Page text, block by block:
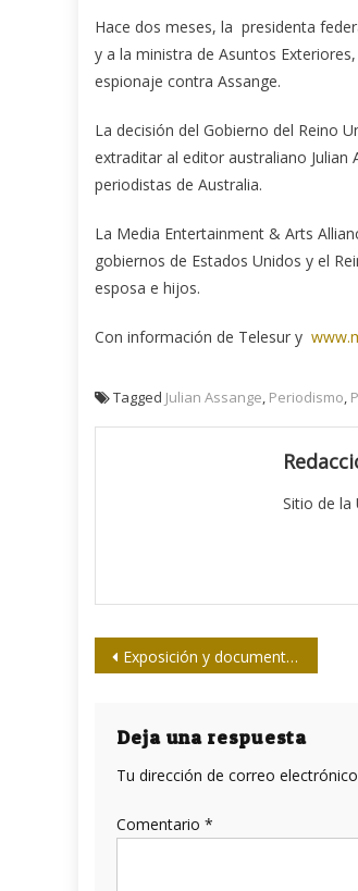
Hace dos meses, la presidenta
y a la ministra de Asuntos
espionaje contra Assange.
La decisión del Gobierno del Reino
extraditar al editor australiano
periodistas de Australia.
La Media Entertainment & Arts
gobiernos de Estados Unidos y el
esposa e hijos.
Con información de Telesur y
Tagged Julian Assange, Periodismo,
Sitio de la
Navegación
entradas
Exposición y documental sobre niños de Chernóbil en Cuba, se presentan en Eslovenia
Deja una respuesta
Tu dirección de correo
Comentario *